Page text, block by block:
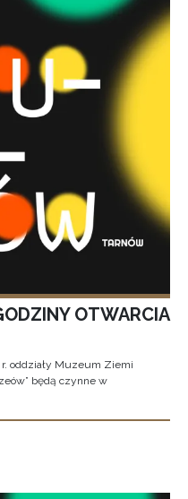
OTWARCIA
oddziały Muzeum Ziemi
będą czynne w